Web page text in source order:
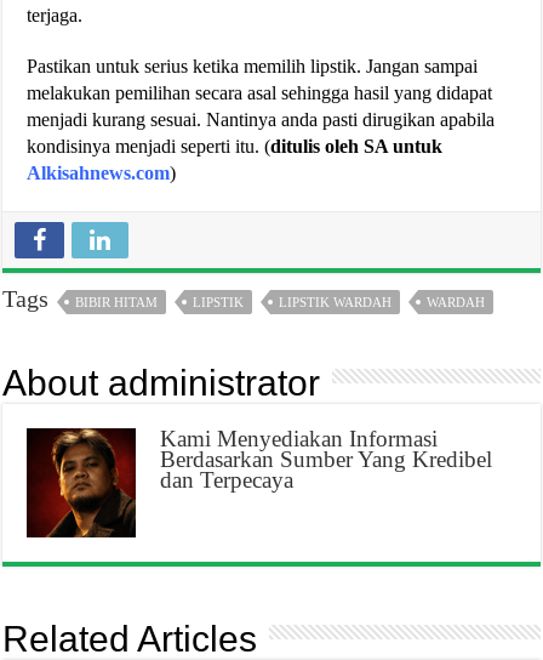
terjaga.
Pastikan untuk serius ketika memilih lipstik. Jangan sampai
melakukan pemilihan secara asal sehingga hasil yang didapat
menjadi kurang sesuai. Nantinya anda pasti dirugikan apabila
kondisinya menjadi seperti itu. (ditulis oleh SA untuk
Alkisahnews.com)
Tags BIBIR HITAM LIPSTIK LIPSTIK WARDAH WARDAH
About administrator
Kami Menyediakan Informasi
Berdasarkan Sumber Yang Kredibel
dan Terpecaya
Related Articles